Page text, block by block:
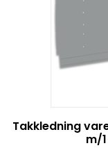
Takkledning
m/